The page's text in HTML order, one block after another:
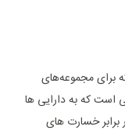
برای مجموعه‌های
که به دارایی ‌ها
خسارت ‌های